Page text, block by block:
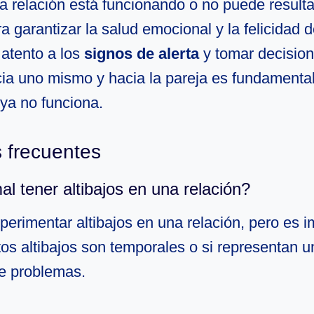
relación está funcionando o no puede
garantizar la salud emocional y la felicidad
a los signos de alertay tomar
uno mismo y hacia la pareja es
no funciona.
frecuentes
tener altibajos en una relación?
altibajos en una relación, pero es
altibajos son temporales o si representan
problemas.